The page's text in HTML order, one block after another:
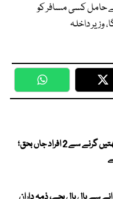
حامل کسی مسافر کو
وزیر داخلہ
WhatsApp
بارشوں کی تباہی؛ قصور میں چھتیں گرنے سے 2 افراد جاں بحق؛